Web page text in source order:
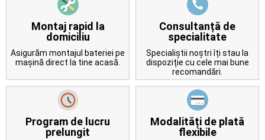
Contact
Montaj rapid la
domiciliu
Asigurăm montajul bateriei pe
mașină direct la tine acasă.
Consultanță de
specialitate
Specialiștii noștri îți stau la
dispoziție cu cele mai bune
recomandări.
Program de lucru
prelungit
Modalități de plată
flexibile